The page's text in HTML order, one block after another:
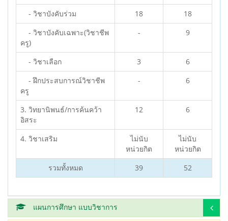
- วิชาบังคับร่วม
18
18
- วิชาบังคับเฉพาะ(วิชาชีพ
ครู)
- 9
- วิชาเลือก 3
6
- ฝึกประสบการณ์วิชาชีพ
ครู
- 6
3. วิทยานิพนธ์/การค้นคว้า
อิสระ
12 6
4. วิชาเสริม
ไม่นับ
หน่วยกิต
ไม่นับ
หน่วยกิต
รวมทั้งหมด
39 52
แผนการศึกษา แบบวิชาการ